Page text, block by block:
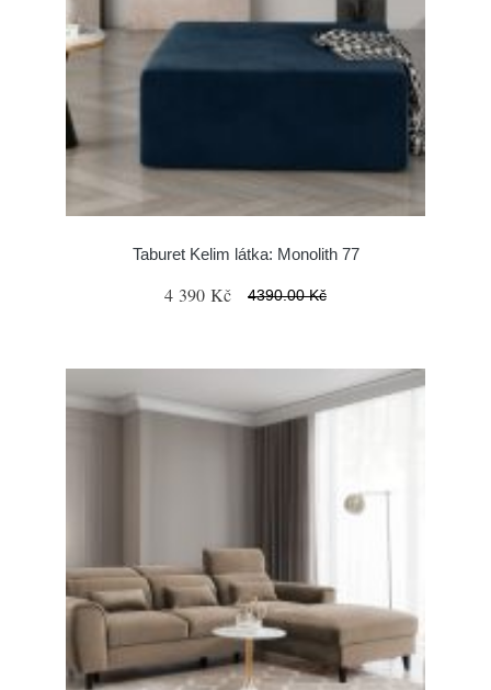
Taburet Kelim látka: Monolith 77
4 390 Kč 4390.00 Kč